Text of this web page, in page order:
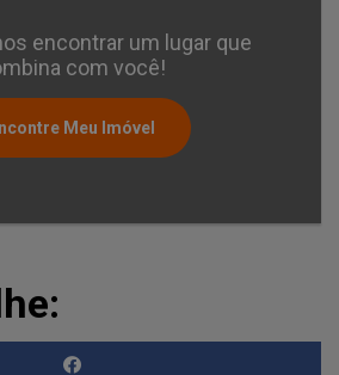
encontrar um lugar que
com você!
Meu Imóvel